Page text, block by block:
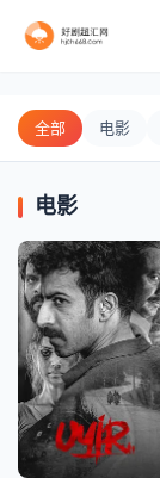
全部 电影
电影
正片
正片
更新HD
正片
HD国语
更新至HD
正片
更新HD
更新HD
正片
更新第04集
连载中 连载到18集
更新第27集
更新至第01集
第3集
第6集完结
更新至03集
更新至02集
更新至第16集
连载中 连载到20集
更新第02集
第10期加更
更新至20260806期
连载中 连载到1期
更新至第10集
更新至第07集
更新202160804
更新至20260807期
更新至02集
第1期
更新至第03集
第5集
第3集
连载中 连载到5集
更新第21集
更新至07集
更新至165集
更新至第06集
更新至第629集
第29集已完结
正片
正片
正片
正片
正片
更新至HD
正片
20260806
正片
正片
第14集
全集完结
全集
完结
完结
完结
完结
全集
完结
完结